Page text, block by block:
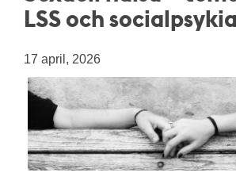
LSS och
17 april, 2026